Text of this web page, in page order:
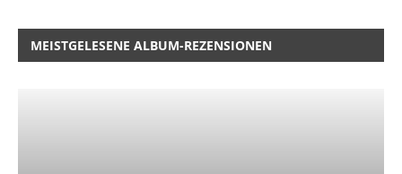
MEISTGELESENE ALBUM-REZENSIONEN